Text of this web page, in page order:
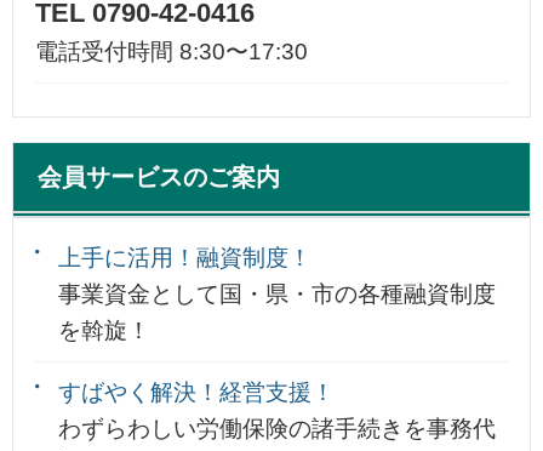
TEL 0790-42-0416
電話受付時間 8:30〜17:30
会員サービスのご案内
上手に活用！融資制度！
事業資金として国・県・市の各種融資制度
を斡旋！
すばやく解決！経営支援！
わずらわしい労働保険の諸手続きを事務代